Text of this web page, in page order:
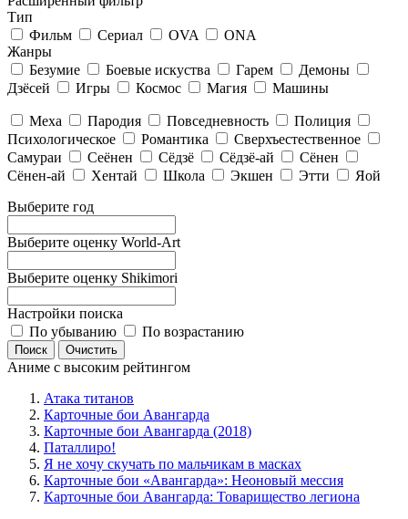
Тип
Фильм
Сериал OVA
ONA
Жанры
Безумие
Боевые искуства Гарем
Демоны
Дзёсей
Игры Космос Магия Машины
Меха Пародия Повседневность
Полиция
Психологическое
Романтика
Сверхъестественное
Самураи
Сеёнен Сёдзё Сёдзё-ай
Сёнен
Сёнен-ай
Хентай Школа Экшен Этти
Яой
Выберите год
Выберите оценку World-Art
Выберите оценку Shikimori
Настройки поиска
По убыванию
По возрастанию
Аниме с высоким рейтингом
Атака титанов
Карточные бои Авангарда
Карточные бои Авангарда (2018)
Паталлиро!
Я не хочу скучать по мальчикам в масках
Карточные бои «Авангарда»: Неоновый мессия
Карточные бои Авангарда: Товарищество легиона